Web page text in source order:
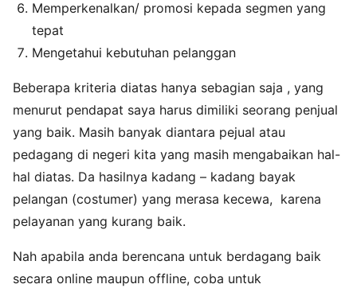
Memperkenalkan/ promosi kepada segmen yang
tepat
Mengetahui kebutuhan pelanggan
Beberapa kriteria diatas hanya sebagian saja , yang
menurut pendapat saya harus dimiliki seorang penjual
yang baik. Masih banyak diantara pejual atau
pedagang di negeri kita yang masih mengabaikan hal-
hal diatas. Da hasilnya kadang – kadang bayak
pelangan (costumer) yang merasa kecewa, karena
pelayanan yang kurang baik.
Nah apabila anda berencana untuk berdagang baik
secara online maupun offline, coba untuk